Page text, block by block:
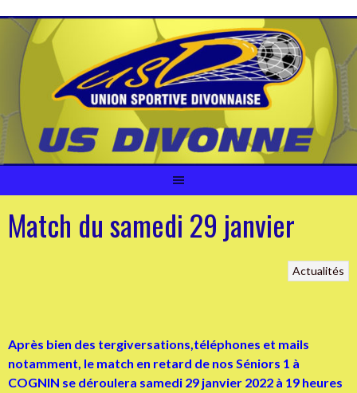
contenu
Match du samedi 29 janvier
Actualités
Après bien des tergiversations,téléphones et mails
notamment, le match en retard de nos Séniors 1 à
COGNIN se déroulera samedi 29 janvier 2022 à 19 heures